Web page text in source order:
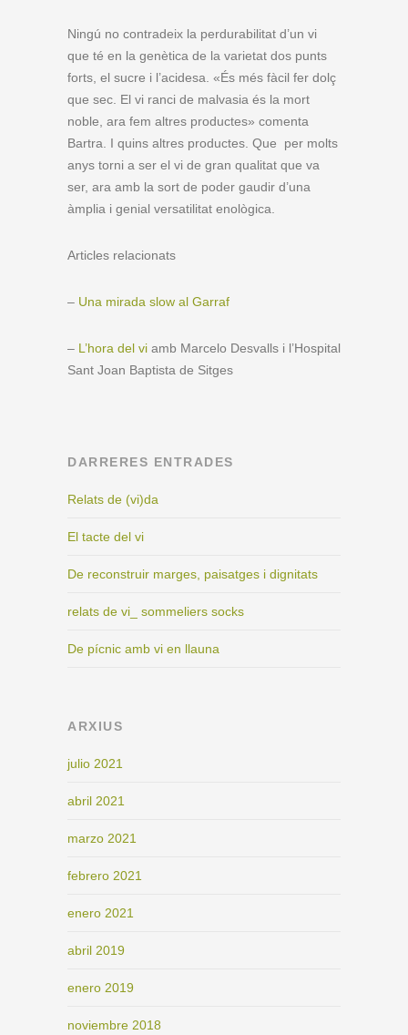
Ningú no contradeix la perdurabilitat d’un vi
que té en la genètica de la varietat dos punts
forts, el sucre i l’acidesa. «És més fàcil fer dolç
que sec. El vi ranci de malvasia és la mort
noble, ara fem altres productes» comenta
Bartra. I quins altres productes. Que per molts
anys torni a ser el vi de gran qualitat que va
ser, ara amb la sort de poder gaudir d’una
àmplia i genial versatilitat enològica.
Articles relacionats
– Una mirada slow al Garraf
– L’hora del vi amb Marcelo Desvalls i l’Hospital
Sant Joan Baptista de Sitges
DARRERES ENTRADES
Relats de (vi)da
El tacte del vi
De reconstruir marges, paisatges i dignitats
relats de vi_ sommeliers socks
De pícnic amb vi en llauna
ARXIUS
julio 2021
abril 2021
marzo 2021
febrero 2021
enero 2021
abril 2019
enero 2019
noviembre 2018